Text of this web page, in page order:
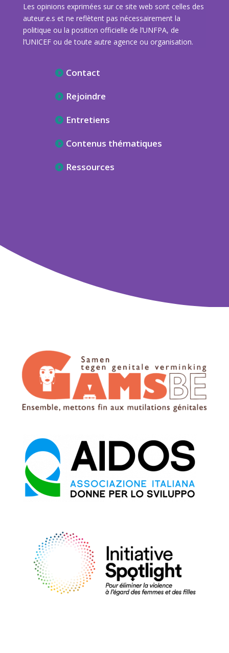
Les opinions exprimées sur ce site web sont celles des
auteur.e.s et ne reflètent pas nécessairement la
politique ou la position officielle de l’UNFPA, de
l’UNICEF ou de toute autre agence ou organisation.
Contact
Rejoindre
Entretiens
Contenus thématiques
Ressources